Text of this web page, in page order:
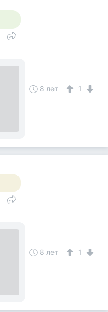
8 лет 1
8 лет 1